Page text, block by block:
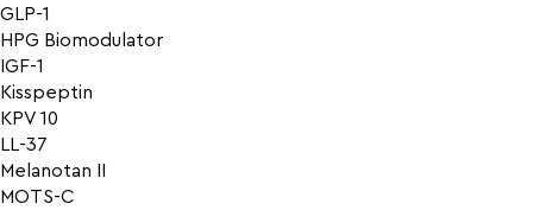
GLP-1
HPG Biomodulator
IGF-1
Kisspeptin
KPV 10
LL-37
Melanotan II
MOTS-C